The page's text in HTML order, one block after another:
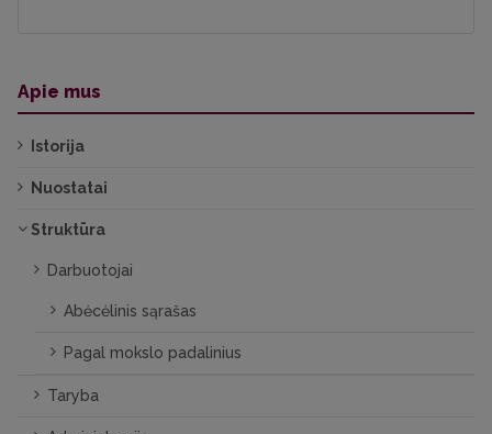
Apie mus
Istorija
Nuostatai
Struktūra
Darbuotojai
Abėcėlinis sąrašas
Pagal mokslo padalinius
Taryba